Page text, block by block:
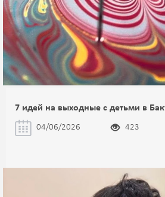
7 идей на выходные с детьми в
04/06/2026 423